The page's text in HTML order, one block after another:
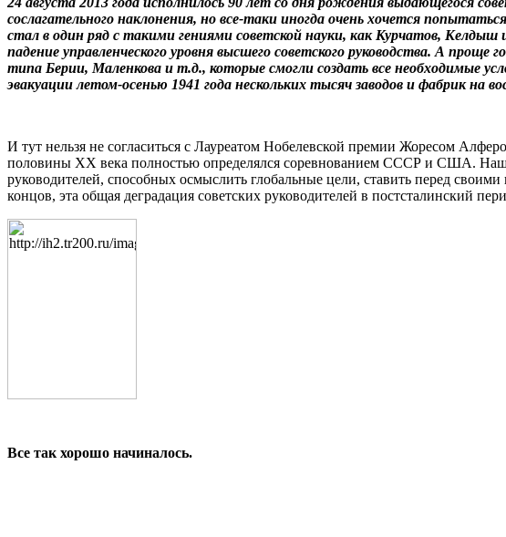
сослагательного наклонения, но все-таки иногда очень хочется
стал в один ряд с такими гениями советской науки, как Курчатов,
падение управленческого уровня высшего советского руководства. А
типа Берии, Маленкова и т.д., которые смогли создать все необходимые
эвакуации летом-осенью 1941 года нескольких тысяч заводов и фабрик на
И тут нельзя не согласиться с Лауреатом Нобелевской премии Жоресом
половины ХХ века полностью определялся соревнованием СССР и США.
руководителей, способных осмыслить глобальные цели, ставить перед
концов, эта общая деградация советских руководителей в постсталинский
Все так хорошо начиналось.